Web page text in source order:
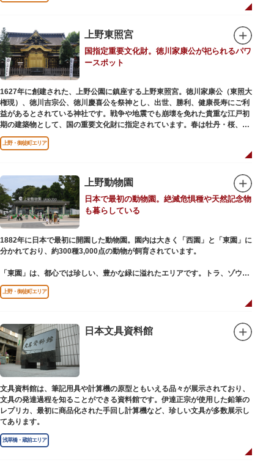
います。戦火を免れた輪王寺門跡御本坊表門、徳川将軍霊廟勅額門など重要
清水観音堂の舞台前に復元された「月の松」は、浮世絵師歌川広重の「名所
江戸百景」にも描かれていることで有名。丸い形の松から不忍池辯天堂を見
下ろす風流な景観は、絶好のフォトスポットとなっています。
東叡山（とうえいざん）という山号は、東の「比叡山延暦寺」を意味してお
り、比叡山や京都の有名寺院になぞらえて上野の山に数多くの堂舎が建立さ
れました。本尊は薬師瑠璃光如来（やくしるりこうにょらい）で、伝教大師
最澄が自ら彫ったと伝えられる秘仏です。徳川歴代将軍の祈祷寺と菩提寺を
兼ね、御霊廟には6名の将軍が埋葬されています。
上野東照宮
国指定重要文化財。徳川家康公が祀られるパワ
ースポット
1627年に創建された、上野公園に鎮座する上野東照宮。徳川家康公（東照大
権現）、徳川吉宗公、徳川慶喜公を祭神とし、出世、勝利、健康長寿にご利
益があるとされている神社です。戦争や地震でも崩壊を免れた貴重な江戸初
期の建築物として、国の重要文化財に指定されています。春は牡丹・桜、秋
は紅葉やダリア展、お正月は初詣や冬ぼたん鑑賞の地として、年間を通して
国内外からの参拝者で賑わうスポットです。
軍・徳川家光公が、日光東照宮までお参りに行けない江戸の人々のために建
てられたそう。社殿内部は文化財保護のため通常は非公開ですが、特別公開
が実施されることもあるので、拝観を申し込んでみてはいかがでしょうか。
授与所では、期間・数量限定のお守りや御朱印も授与されているので要チェ
ック。手塚治虫のユニコのお守りなど愛らしいものがありますよ。
上野・御徒町エリア
上野動物園
日本で最初の動物園。絶滅危惧種や天然記念物
も暮らしている
1882年に日本で最初に開園した動物園。園内は大きく「西園」と「東園」に
分かれており、約300種3,000点の動物が飼育されています。
「東園」は、都心では珍しい、豊かな緑に溢れたエリアです。トラ、ゾウな
どが住む森エリアや、ホッキョクグマやアザラシが住む海エリアでは、水浴
びなど迫力あるシーンが目撃できることもあります。国指定重要文化財の
一方「西園」は、蓮の名所としても知られる風光明媚な「不忍池」のほとり
に位置する区域。キリンやサイなどの人気動物をはじめ、アイアイや“動か
ない鳥”として話題のハシビロコウなどユニークな種も見られます。
子ども動物園「すてっぷ」では、小動物を間近で観察することを通じて、命
の大切さや生きものの魅力が学べる体験プログラムが実施されています。
歩き疲れたり、お腹が空いてきたら、園内にいくつかあるフードショップで
休憩しましょう。それぞれのお店で、動物たちをモチーフにした可愛いフー
ドやスイーツが食べられます。オリジナルグッズを取り扱うギフトショップ
も必見です。
上野・御徒町エリア
日本文具資料館
文具資料館は、筆記用具や計算機の原型ともいえる品々が展示されており、
文具の発達過程を知ることができる資料館です。伊達正宗が使用した鉛筆の
レプリカ、最初に商品化された手回し計算機など、珍しい文具が多数展示し
てあります。
浅草橋・蔵前エリア